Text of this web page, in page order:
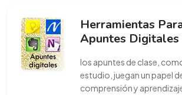
Herramientas
Apuntes Digitales
los apuntes de clase,
estudio, juegan un papel
comprensión y